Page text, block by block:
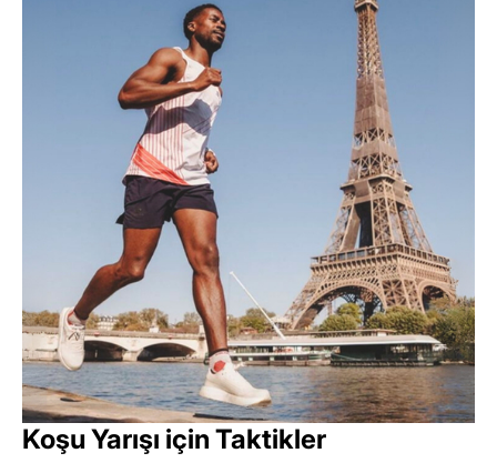
Koşu Yarışı için Taktikler